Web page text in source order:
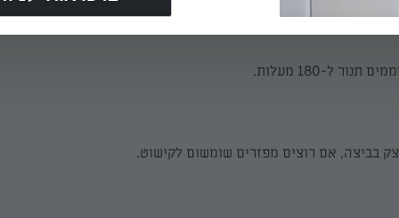
ל-180 מעלות.
בביצה, אם רוצים מפזרים שומשום לקישוט.